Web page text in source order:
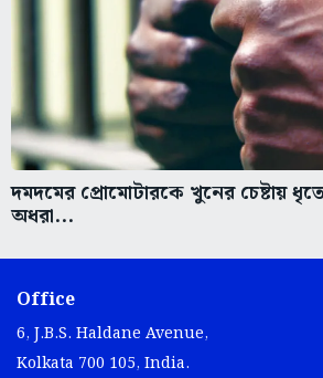
দমদমের প্রোমোটারকে খুনের চেষ্টায়
অধরা...
Office
6, J.B.S. Haldane Avenue,
Kolkata 700 105, India.